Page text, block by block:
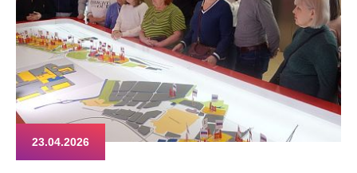
23.04.2026